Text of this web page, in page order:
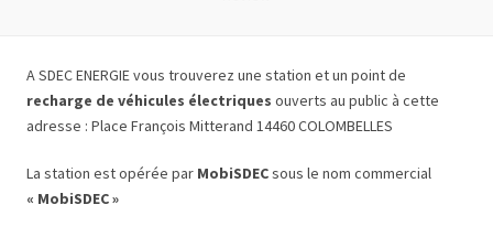
A SDEC ENERGIE vous trouverez une station et un point de
recharge de véhicules électriques ouverts au public à cette
adresse : Place François Mitterand 14460 COLOMBELLES
La station est opérée par MobiSDECsous le nom commercial
« MobiSDEC »